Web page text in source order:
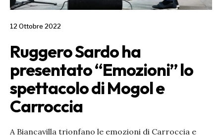
12 Ottobre 2022
Ruggero Sardo ha
presentato “Emozioni” lo
spettacolo di Mogol e
Carroccia
A Biancavilla trionfano le emozioni di Carroccia e